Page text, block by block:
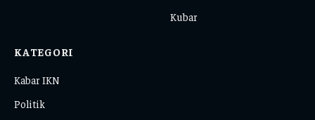
Kubar
KATEGORI
Kabar IKN
Politik